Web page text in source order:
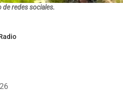
de redes sociales.